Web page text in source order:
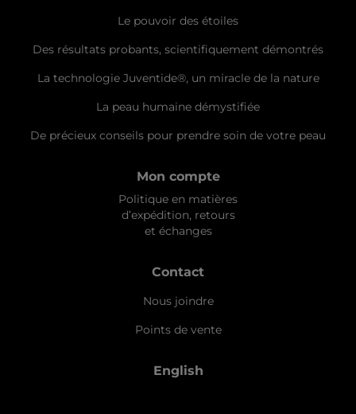
Le pouvoir des étoiles
Des résultats probants, scientifiquement démontrés
La technologie Juventide®, un miracle de la nature
La peau humaine démystifiée
De précieux conseils pour prendre soin de votre peau
Mon compte
Politique en matières
d’expédition, retours
et échanges
Contact
Nous joindre
Points de vente
English